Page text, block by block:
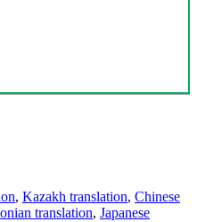
, Kazakh translation, Chinese
translation, Japanese